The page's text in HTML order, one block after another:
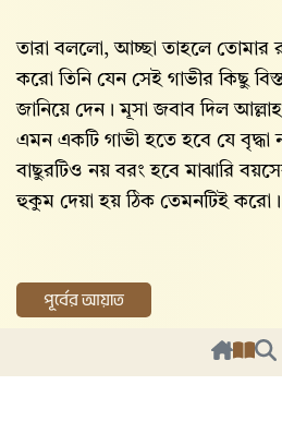
তারা বললো, আচ্ছা তাহলে তোমার
করো তিনি যেন সেই গাভীর কিছু
জানিয়ে দেন। মূসা জবাব দিল
এমন একটি গাভী হতে হবে যে বৃদ্ধা
বাছুরটিও নয় বরং হবে মাঝারি
হুকুম দেয়া হয় ঠিক তেমনটিই করো।
পূর্বের আয়াত